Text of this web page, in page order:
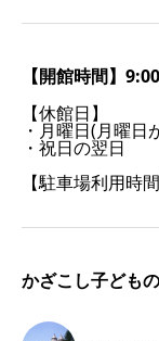
【開館時間】
【休館日】
・月曜日(月曜
・祝日の翌日
【駐車場利用時
かざこし子ども